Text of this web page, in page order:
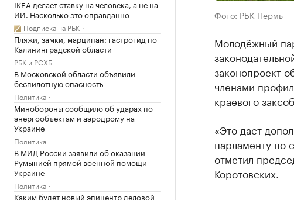
IKEA делает ставку на человека, а не на
ИИ. Насколько это оправданно
Подписка на РБК
Пляжи, замки, марципан: гастрогид по
Калининградской области
РБК и РСХБ
В Московской области объявили
беспилотную опасность
Политика
Минобороны сообщило об ударах по
энергообъектам и аэродрому на
Украине
Политика
В МИД России заявили об оказании
Румынией прямой военной помощи
Украине
Политика
Каким будет новый эпицентр деловой
Фото: РБК Пермь
Молодёжный
законопроект
членами
краевого
«Это даст
парламенту по
отметил
Коротовских.